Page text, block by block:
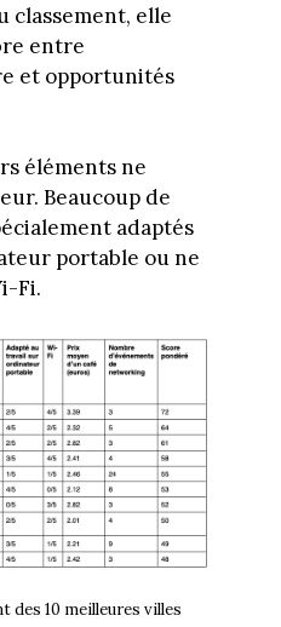
classement, elle
entre
et opportunités
éléments ne
Beaucoup de
adaptés
portable ou ne
Fi.
des 10 meilleures villes